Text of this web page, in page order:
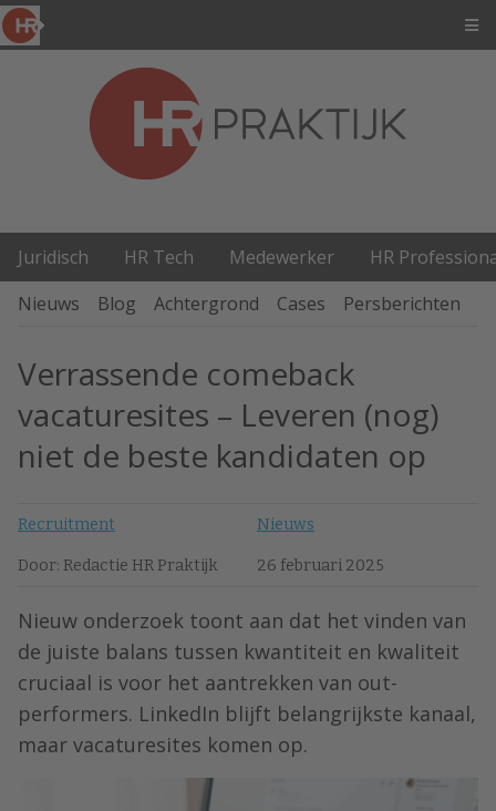
Juridisch HR Tech Medewerker
HR
Nieuws
Blog Achtergrond Cases Persberichten
Verrassende comeback
vacaturesites – Leveren (nog)
niet de beste kandidaten op
Recruitment Nieuws
Door: Redactie HR Praktijk 26 februari 2025
Nieuw onderzoek toont aan dat het vinden van
de juiste balans tussen kwantiteit en kwaliteit
cruciaal is voor het aantrekken van out-
performers. LinkedIn blijft belangrijkste kanaal,
maar vacaturesites komen op.